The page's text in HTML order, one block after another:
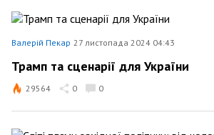
Валерій Пекар 27 листопада 2024 04:43
Трамп та сценарії для України
29564 0 0